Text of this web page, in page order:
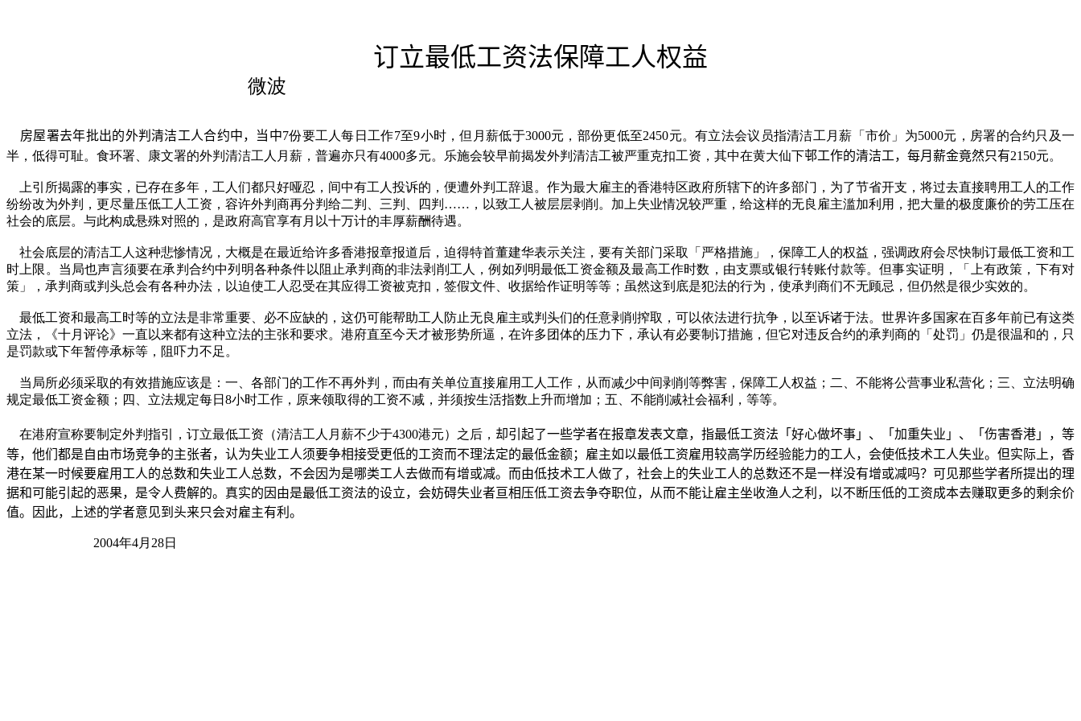
订立最低工资法保障工人权益
微波
房屋署去年批出的外判清洁工人合约中，当中7份要工人每日工作7至9小时，但月薪低于3000元，部份更低至2450元。有立法会议员指清洁工月薪「市价」为5000元，房署的合约只及一
半，低得可耻。食环署、康文署的外判清洁工人月薪，普遍亦只有4000多元。乐施会较早前揭发外判清洁工被严重克扣工资，其中在黄大仙下邨工作的清洁工，每月薪金竟然只有2150元。
上引所揭露的事实，已存在多年，工人们都只好哑忍，间中有工人投诉的，便遭外判工辞退。作为最大雇主的香港特区政府所辖下的许多部门，为了节省开支，将过去直接聘用工人的工作
纷纷改为外判，更尽量压低工人工资，容许外判商再分判给二判、三判、四判……，以致工人被层层剥削。加上失业情况较严重，给这样的无良雇主滥加利用，把大量的极度廉价的劳工压在
社会的底层。与此构成悬殊对照的，是政府高官享有月以十万计的丰厚薪酬待遇。
社会底层的清洁工人这种悲惨情况，大概是在最近给许多香港报章报道后，迫得特首董建华表示关注，要有关部门采取「严格措施」，保障工人的权益，强调政府会尽快制订最低工资和工
时上限。当局也声言须要在承判合约中列明各种条件以阻止承判商的非法剥削工人，例如列明最低工资金额及最高工作时数，由支票或银行转账付款等。但事实证明，「上有政策，下有对
策」，承判商或判头总会有各种办法，以迫使工人忍受在其应得工资被克扣，签假文件、收据给作证明等等；虽然这到底是犯法的行为，使承判商们不无顾忌，但仍然是很少实效的。
最低工资和最高工时等的立法是非常重要、必不应缺的，这仍可能帮助工人防止无良雇主或判头们的任意剥削搾取，可以依法进行抗争，以至诉诸于法。世界许多国家在百多年前已有这类
立法，《十月评论》一直以来都有这种立法的主张和要求。港府直至今天才被形势所逼，在许多团体的压力下，承认有必要制订措施，但它对违反合约的承判商的「处罚」仍是很温和的，只
是罚款或下年暂停承标等，阻吓力不足。
当局所必须采取的有效措施应该是：一、各部门的工作不再外判，而由有关单位直接雇用工人工作，从而减少中间剥削等弊害，保障工人权益；二、不能将公营事业私营化；三、立法明确
规定最低工资金额；四、立法规定每日8小时工作，原来领取得的工资不减，并须按生活指数上升而增加；五、不能削减社会福利，等等。
在港府宣称要制定外判指引，订立最低工资（清洁工人月薪不少于4300港元）之后， 却引起了一些学者在报章发表文章，指最低工资法「好心做坏事」、「加重失业」、「伤害香港」，等
等，他们都是自由市场竞争的主张者，认为失业工人须要争相接受更低的工资而不理法定的最低金额；雇主如以最低工资雇用较高学历经验能力的工人，会使低技术工人失业。但实际上，香
港在某一时候要雇用工人的总数和失业工人总数，不会因为是哪类工人去做而有增或减。而由低技术工人做了，社会上的失业工人的总数还不是一样没有增或减吗？可见那些学者所提出的理
据和可能引起的恶果，是令人费解的。真实的因由是最低工资法的设立，会妨碍失业者亘相压低工资去争夺职位，从而不能让雇主坐收渔人之利，以不断压低的工资成本去赚取更多的剩余价
值。因此，上述的学者意见到头来只会对雇主有利。
2004年4月28日